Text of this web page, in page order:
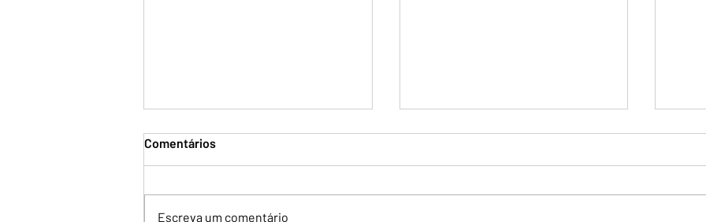
Comentários
Escreva um comentário